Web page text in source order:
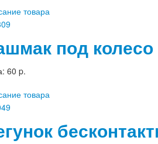
товара
под
60 p.
товара